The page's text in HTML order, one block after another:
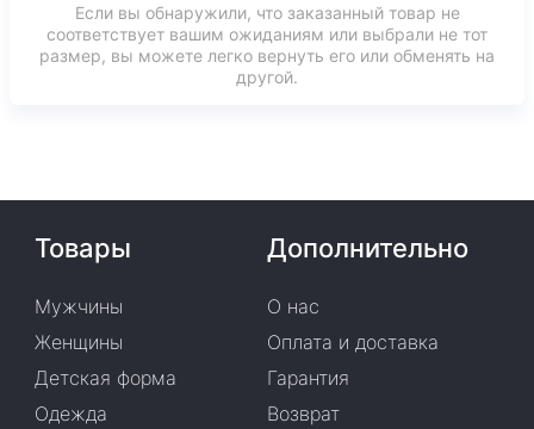
Если вы обнаружили, что заказанный товар не
соответствует вашим ожиданиям или выбрали не тот
размер, вы можете легко вернуть его или обменять на
другой.
Товары
Мужчины
Женщины
Детская форма
Одежда
Дополнительно
О нас
Оплата и доставка
Гарантия
Возврат